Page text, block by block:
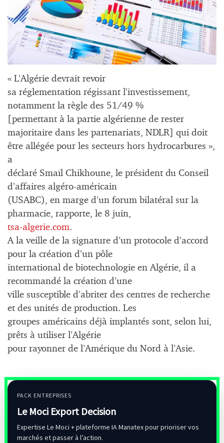
« L’Algérie devrait revoir
sa réglementation régissant l’investissement,
notamment la règle des 51/49 %
[permettant à la partie algérienne de rester
majoritaire dans les partenariats, NDLR] qui doit
être allégée pour les secteurs hors hydrocarbures »,
a
déclaré Smaïl Chikhoune, le président du Conseil
d’affaires algéro-américain
(USABC), en marge d’un forum bilatéral sur la
pharmacie, rapporte, le 8 juin,
tsa-algerie.com.
A la veille de la signature d’un protocole d’accord
pour la création d’un pôle
international de biotechnologie en Algérie, il a
recommandé la création d’une
ville susceptible d’abriter des centres de recherche
et des unités de production. Les
groupes américains déjà implantés sont, selon lui,
prêts à utiliser l’Algérie
pour rayonner de l’Amérique du Nord à l’Asie.
PACK ENTREPRISES
Le Moci Export Decision
Expertise Le Moci + plateforme IA Manatex pour prioriser vos
marchés et passer à l’action.